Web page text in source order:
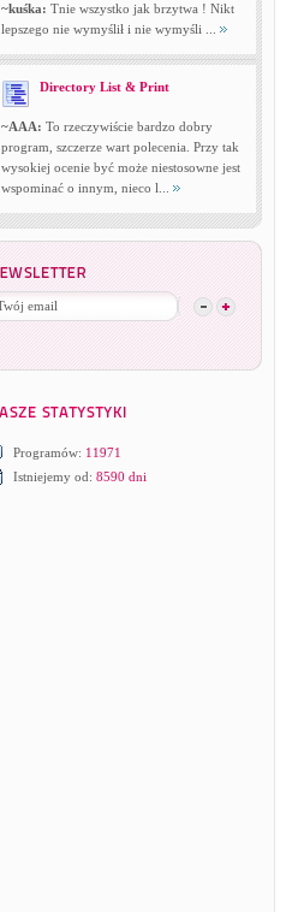
~kuśka: Tnie wszystko jak brzytwa ! Nikt
lepszego nie wymyślił i nie wymyśli ...
Directory List & Print
~AAA: To rzeczywiście bardzo dobry
program, szczerze wart polecenia. Przy tak
wysokiej ocenie być może niestosowne jest
wspominać o innym, nieco l...
Programów: 11971
Istniejemy od: 8590 dni